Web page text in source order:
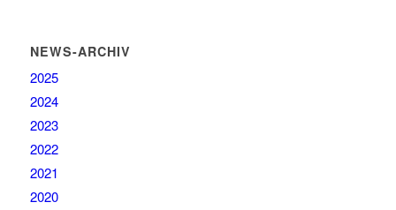
NEWS-ARCHIV
2025
2024
2023
2022
2021
2020